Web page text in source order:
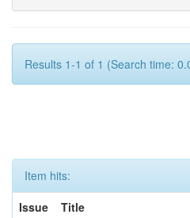
Results 1-1 of 1 (Search time:
Item hits:
Issue
Title